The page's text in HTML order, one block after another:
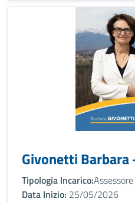
Givonetti Barbara
Tipologia Incarico:Assessore
Data Inizio: 25/05/2026